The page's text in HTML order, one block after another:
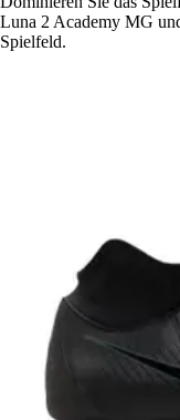
Luna 2 Academy MG
Spielfeld.